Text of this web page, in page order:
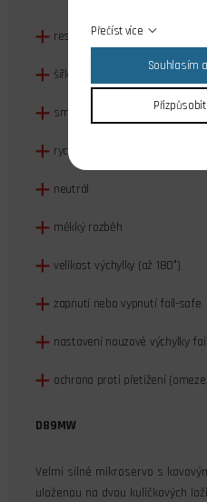
reset na výchozí tovární hodnoty
šířka pásma necitlivosti
smysl otáčení
rychlost otáčení
neutrál
měkký rozběh
velikost výchylky (až 180°)
zapnutí nebo vypnutí fail-safe
nastavení nouzové výchylky
ochrana proti přetížení
D89MW
Velmi silné mikroservo s
uloženou na dvou kuličkových
Přečíst více
Souhlasím